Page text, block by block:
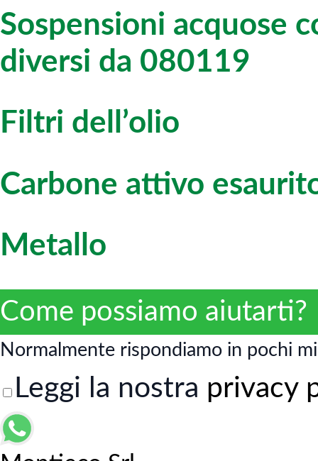
Sospensioni acquose
diversi da 080119
Filtri dell’olio
Carbone attivo
Metallo
Come possiamo aiutarti?
Normalmente rispondiamo in pochi
Leggi la nostra privacy